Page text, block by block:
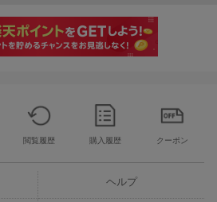
閲覧履歴 購入履歴 クーポン
ヘルプ